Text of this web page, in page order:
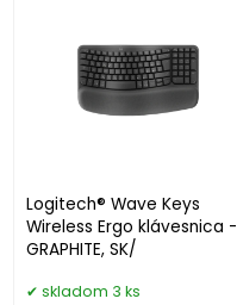
Logitech® Wave Keys
Wireless Ergo klávesnica -
GRAPHITE, SK/
skladom 3 ks